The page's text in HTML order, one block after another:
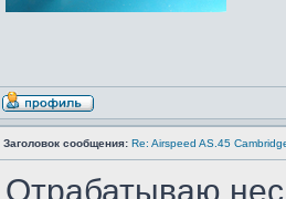
Заголовок сообщения: Re: Airspeed AS.45
Отрабатываю